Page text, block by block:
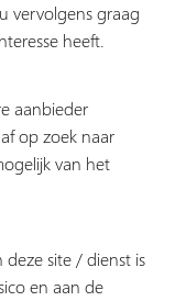
vervolgens graag
heeft.
aanbieder
op zoek naar
van het
deze site / dienst is
en aan de